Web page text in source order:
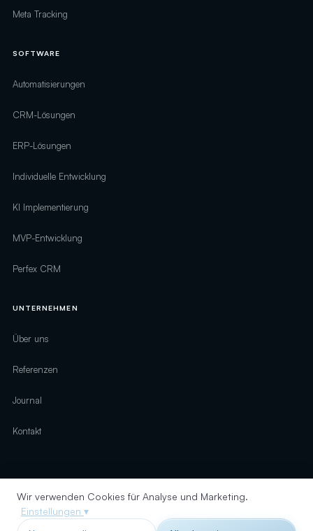
Meta Tracking
SOFTWARE
Automatisierungen
CRM-Lösungen
ERP-Lösungen
Individuelle Entwicklung
KI Implementierung
MVP-Entwicklung
Perfex CRM
UNTERNEHMEN
Über uns
Referenzen
Journal
Kontakt
© 2026 digirelation · Alle Rechte vorbehalten
Impressum
Wir verwenden Cookies für Analyse und Marketing.
Einstellungen ▾